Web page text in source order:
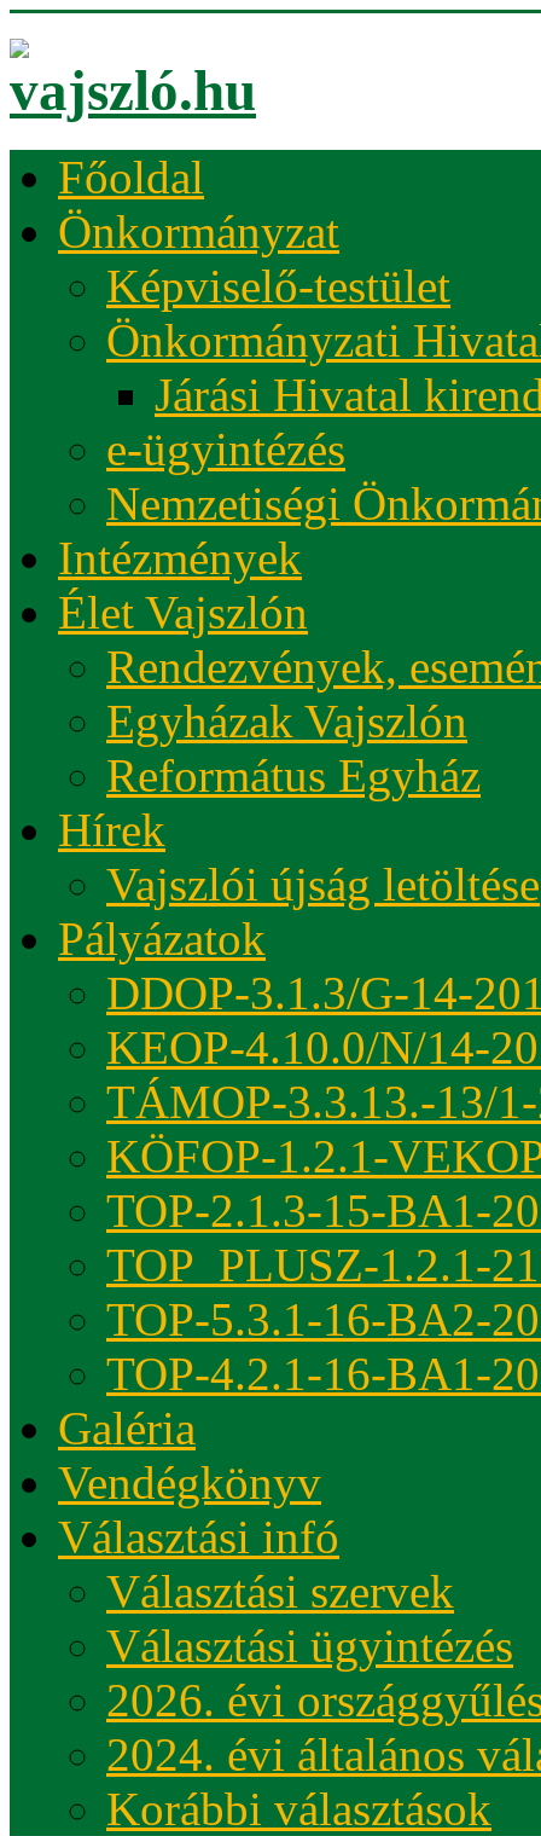
Főoldal
Önkormányzat
Képviselő-testület
Önkormányzati
Járási Hivatal
e-ügyintézés
Nemzetiségi
Intézmények
Élet Vajszlón
Rendezvények,
Egyházak Vajszlón
Református Egyház
Hírek
Vajszlói újság letöltése
Pályázatok
DDOP-3.1.3/G-14-
KEOP-4.10.0/N/14-
TÁMOP-3.3.13.-13/
KÖFOP-1.2.1-
TOP-2.1.3-15-BA1-
TOP_PLUSZ-1.2.1-
TOP-5.3.1-16-BA2-
TOP-4.2.1-16-BA1-
Galéria
Vendégkönyv
Választási infó
Választási szervek
Választási ügyintézés
2026. évi
2024. évi általános
Korábbi választások